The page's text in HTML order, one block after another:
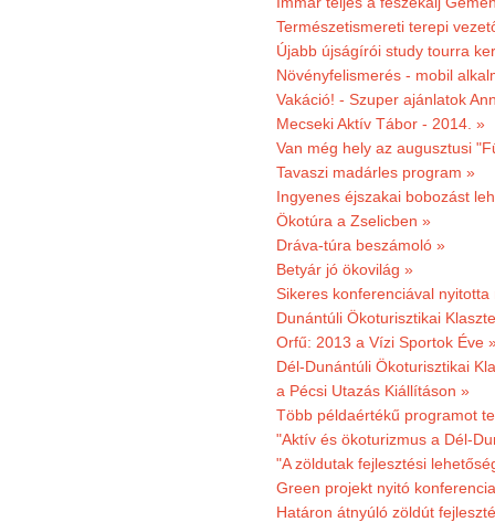
Természetismereti terepi
Újabb újságírói study tourra
Növényfelismerés - mobil
Vakáció! - Szuper ajánlatok
Mecseki Aktív Tábor - 2014. »
Van még hely az augusztusi
Tavaszi madárles program »
Ingyenes éjszakai bobozást
Ökotúra a Zselicben »
Dráva-túra beszámoló »
Betyár jó ökovilág »
Sikeres konferenciával
Dunántúli Ökoturisztikai
Orfű: 2013 a Vízi Sportok Éve
Dél-Dunántúli Ökoturisztikai
a Pécsi Utazás Kiállításon »
Több példaértékű programot
"Aktív és ökoturizmus a Dél-
"A zöldutak fejlesztési
Green projekt nyitó
Határon átnyúló zöldút